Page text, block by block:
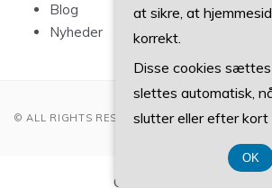
Blog
Nyheder
© ALL RIGHTS RESERVED 2022
CVR-Nummer 37 40 77
at sikre, at
korrekt.
Disse cookies
slettes automatisk,
slutter eller efter kort
OK